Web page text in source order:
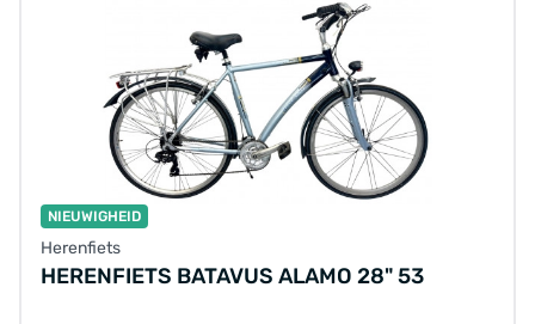
NIEUWIGHEID
Herenfiets
HERENFIETS BATAVUS ALAMO 28" 53